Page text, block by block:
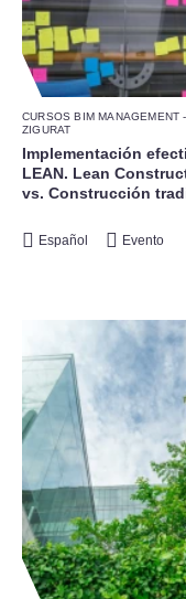
CURSOS BIM MANAGEMENT -
ZIGURAT
Implementación
LEAN. Lean
vs. Construcción
Español Evento